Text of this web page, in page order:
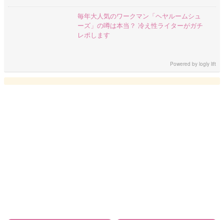
毎年大人気のワークマン「ヘヤルームシュ
ーズ」の噂は本当？ 冷え性ライターがガチ
レポします
Powered bylogly lift